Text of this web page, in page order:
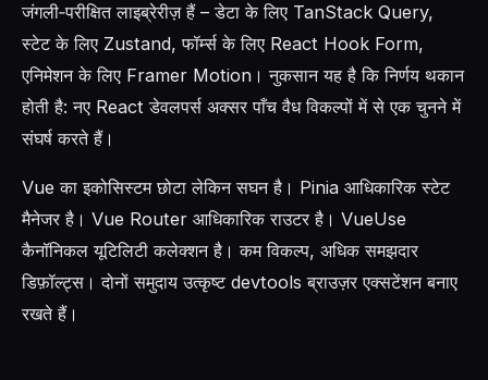
जंगली‑परीक्षित लाइब्रेरीज़ हैं – डेटा के लिए TanStack Query,
स्टेट के लिए Zustand, फॉर्म्स के लिए React Hook Form,
एनिमेशन के लिए Framer Motion। नुकसान यह है कि निर्णय थकान
होती है: नए React डेवलपर्स अक्सर पाँच वैध विकल्पों में से एक चुनने में
संघर्ष करते हैं।
Vue का इकोसिस्टम छोटा लेकिन सघन है। Pinia आधिकारिक स्टेट
मैनेजर है। Vue Router आधिकारिक राउटर है। VueUse
कैनॉनिकल यूटिलिटी कलेक्शन है। कम विकल्प, अधिक समझदार
डिफ़ॉल्ट्स। दोनों समुदाय उत्कृष्ट devtools ब्राउज़र एक्सटेंशन बनाए
रखते हैं।